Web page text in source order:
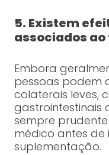
5. Existem
associados
Embora
pessoas podem
colaterais leves,
gastrointestinais
sempre
médico antes de
suplementação.